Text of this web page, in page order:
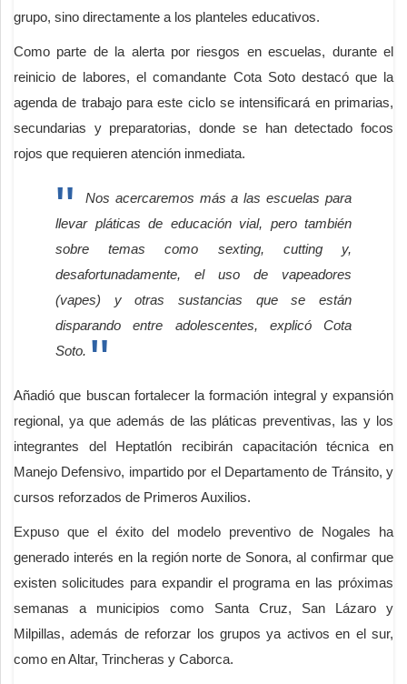
grupo, sino directamente a los planteles educativos.
Como parte de la alerta por riesgos en escuelas, durante el
reinicio de labores, el comandante Cota Soto destacó que la
agenda de trabajo para este ciclo se intensificará en primarias,
secundarias y preparatorias, donde se han detectado focos
rojos que requieren atención inmediata.
Nos acercaremos más a las escuelas para
llevar pláticas de educación vial, pero también
sobre temas como sexting, cutting y,
desafortunadamente, el uso de vapeadores
(vapes) y otras sustancias que se están
disparando entre adolescentes, explicó Cota
Soto.
Añadió que buscan fortalecer la formación integral y expansión
regional, ya que además de las pláticas preventivas, las y los
integrantes del Heptatlón recibirán capacitación técnica en
Manejo Defensivo, impartido por el Departamento de Tránsito, y
cursos reforzados de Primeros Auxilios.
Expuso que el éxito del modelo preventivo de Nogales ha
generado interés en la región norte de Sonora, al confirmar que
existen solicitudes para expandir el programa en las próximas
semanas a municipios como Santa Cruz, San Lázaro y
Milpillas, además de reforzar los grupos ya activos en el sur,
como en Altar, Trincheras y Caborca.